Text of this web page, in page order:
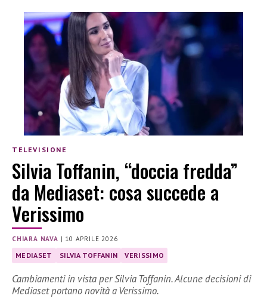
TELEVISIONE
Silvia Toffanin, “doccia fredda”
da Mediaset: cosa succede a
Verissimo
CHIARA NAVA | 10 APRILE 2026
MEDIASET SILVIA TOFFANIN VERISSIMO
Cambiamenti in vista per Silvia Toffanin. Alcune decisioni di
Mediaset portano novità a Verissimo.